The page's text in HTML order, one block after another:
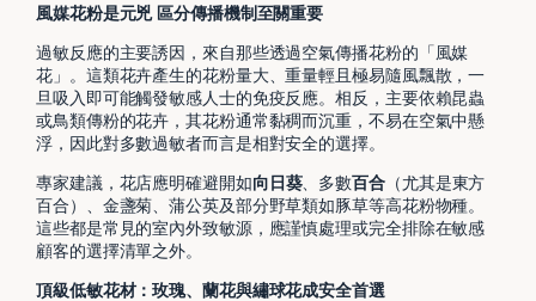
風媒花粉是元兇 區分傳播機制至關重要
過敏反應的主要誘因，來自那些透過空氣傳播花粉的「風媒
花」。這類花卉產生的花粉量大、重量輕且極易隨風飄散，一
旦吸入即可能觸發敏感人士的免疫反應。相反，主要依賴昆蟲
或鳥類傳粉的花卉，其花粉通常黏稠而沉重，不易在空氣中懸
浮，因此對多數過敏者而言是相對安全的選擇。
專家建議，花店應明確避開如向日葵、多數百合（尤其是東方
百合）、金盞菊、蒲公英及部分野草類如豚草等高花粉物種。
這些都是常見的室內外致敏源，應謹慎處理或完全排除在敏感
顧客的選擇清單之外。
頂級低敏花材：玫瑰、蘭花與繡球花成安全首選